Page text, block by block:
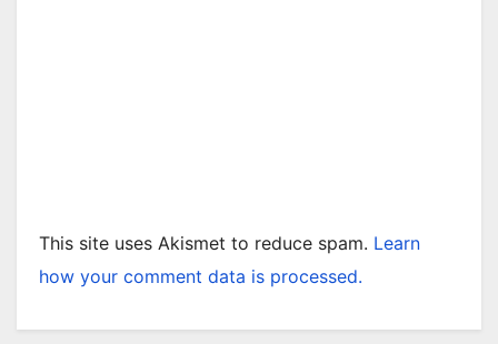
This site uses Akismet to reduce spam. Learn
how your comment data is processed.